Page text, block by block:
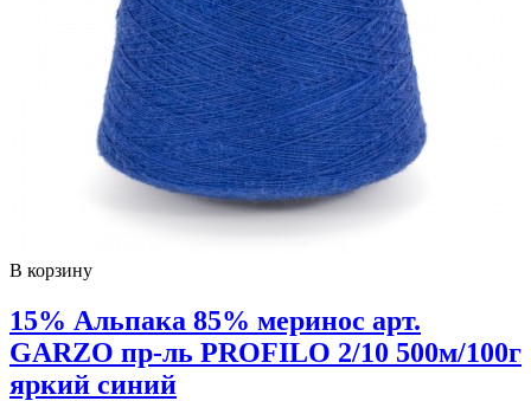
В корзину
15% Альпака 85% меринос арт.
GARZO пр-ль PROFILO 2/10 500м/100г
яркий синий